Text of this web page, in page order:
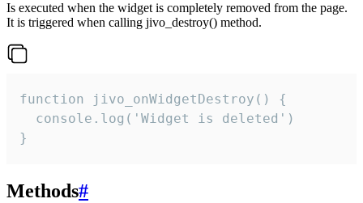
Is executed when the widget is completely removed from the page.
It is triggered when calling jivo_destroy() method.
function jivo_onWidgetDestroy() {
  console.log('Widget is deleted')
}
Methods#